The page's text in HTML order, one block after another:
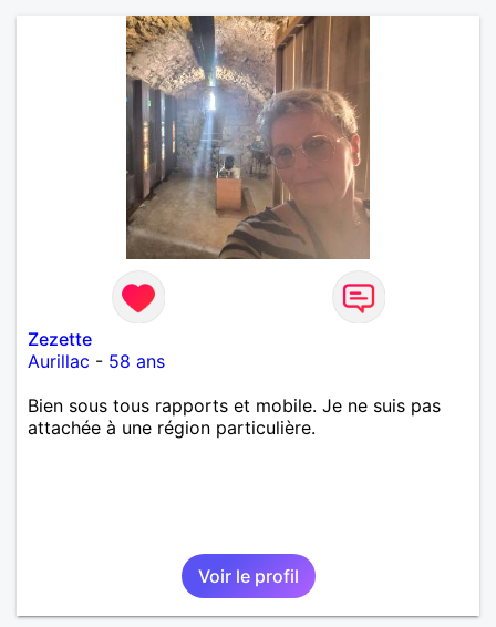
Zezette
Aurillac - 58 ans
Bien sous tous rapports et mobile. Je ne suis pas
attachée à une région particulière.
Voir le profil